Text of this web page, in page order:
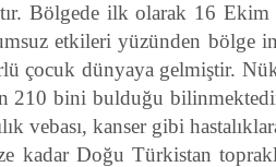
Bölgede ilk olarak 16 Ekim
etkileri yüzünden bölge
çocuk dünyaya gelmiştir.
210 bini bulduğu
vebası, kanser gibi
kadar Doğu Türkistan